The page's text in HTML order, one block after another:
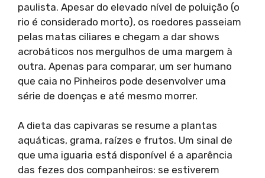
paulista. Apesar do elevado nível de poluição (o
rio é considerado morto), os roedores passeiam
pelas matas ciliares e chegam a dar shows
acrobáticos nos mergulhos de uma margem à
outra. Apenas para comparar, um ser humano
que caia no Pinheiros pode desenvolver uma
série de doenças e até mesmo morrer.
A dieta das capivaras se resume a plantas
aquáticas, grama, raízes e frutos. Um sinal de
que uma iguaria está disponível é a aparência
das fezes dos companheiros: se estiverem